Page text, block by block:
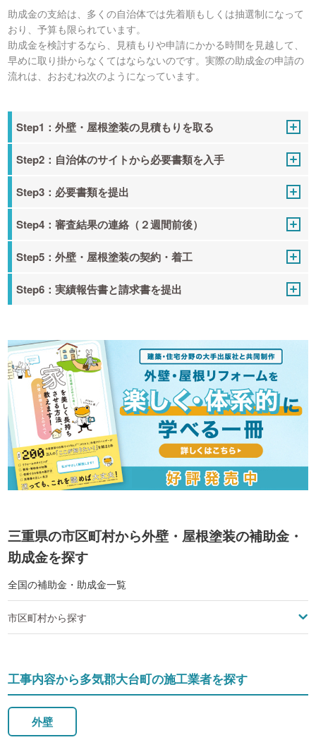
助成金の支給は、多くの自治体では先着順もしくは抽選制になって
おり、予算も限られています。
助成金を検討するなら、見積もりや申請にかかる時間を見越して、
早めに取り掛からなくてはならないのです。実際の助成金の申請の
流れは、おおむね次のようになっています。
Step1：外壁・屋根塗装の見積もりを取る
Step2：自治体のサイトから必要書類を入手
Step3：必要書類を提出
Step4：審査結果の連絡（２週間前後）
Step5：外壁・屋根塗装の契約・着工
Step6：実績報告書と請求書を提出
三重県の市区町村から外壁・屋根塗装の補助金・
助成金を探す
全国の補助金・助成金一覧
市区町村から探す
工事内容から多気郡大台町の施工業者を探す
外壁